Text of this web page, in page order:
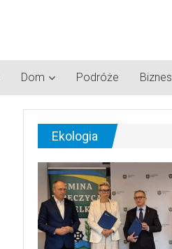
Dom Podróże Biznes
Ekologia